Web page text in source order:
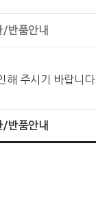
/반품안내
해 주시기 바랍니다.
/반품안내